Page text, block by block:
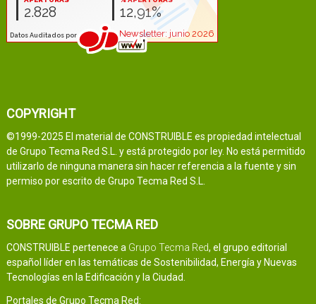
COPYRIGHT
©1999-2025 El material de CONSTRUIBLE es propiedad intelectual
de Grupo Tecma Red S.L. y está protegido por ley. No está permitido
utilizarlo de ninguna manera sin hacer referencia a la fuente y sin
permiso por escrito de Grupo Tecma Red S.L.
SOBRE GRUPO TECMA RED
CONSTRUIBLE pertenece a Grupo Tecma Red, el grupo editorial
español líder en las temáticas de Sostenibilidad, Energía y Nuevas
Tecnologías en la Edificación y la Ciudad.
Portales de Grupo Tecma Red: